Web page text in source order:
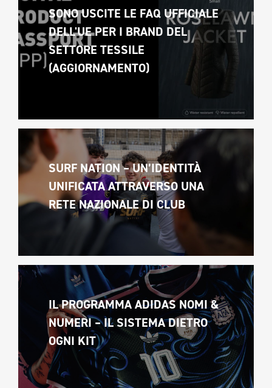
SONO USCITE LE FAQ UFFICIALE
DELL'UE PER I BRAND DEL
SETTORE TESSILE
(AGGIORNAMENTO)
SURF NATION – UN’IDENTITÀ
UNIFICATA ATTRAVERSO UNA
RETE NAZIONALE DI CLUB
IL PROGRAMMA ADIDAS NOMI &
NUMERI – IL SISTEMA DIETRO
OGNI KIT